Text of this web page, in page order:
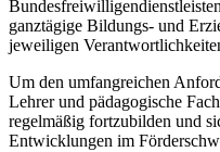
ganztägige Bildungs- und
jeweiligen
Um den umfangreichen
Lehrer und pädagogische
regelmäßig fortzubilden und
Entwicklungen im